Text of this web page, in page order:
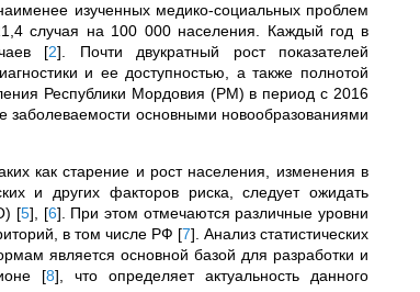
изученных медико-социальных проблем
случая на 100 000 населения. Каждый год в
[2] . Почти двукратный рост показателей
и ее доступностью, а также полнотой
Республики Мордовия (РМ) в период с 2016
заболеваемости основными новообразованиями
как старение и рост населения, изменения в
и других факторов риска, следует ожидать
[5] [6] . При этом отмечаются различные уровни
в том числе РФ [7] . Анализ статистических
является основной базой для разработки и
[8] , что определяет актуальность данного